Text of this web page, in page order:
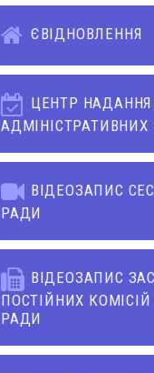
ЄВІДНОВЛЕННЯ
ЦЕНТР НАДАННЯ
АДМІНІСТРАТИВНИХ
ВІДЕОЗАПИС
РАДИ
ВІДЕОЗАПИС
ПОСТІЙНИХ КОМІСІЙ
РАДИ